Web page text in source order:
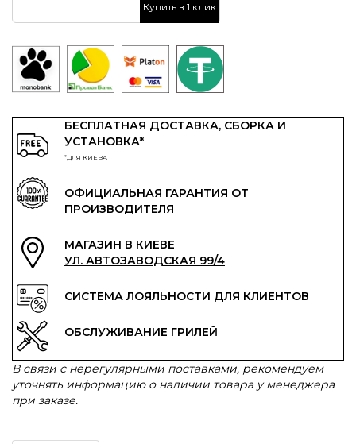
Купить в 1 клик
БЕСПЛАТНАЯ ДОСТАВКА, СБОРКА И
УСТАНОВКА*
*ДЛЯ КИЕВА
ОФИЦИАЛЬНАЯ ГАРАНТИЯ ОТ
ПРОИЗВОДИТЕЛЯ
МАГАЗИН В КИЕВЕ
УЛ. АВТОЗАВОДСКАЯ 99/4
СИСТЕМА ЛОЯЛЬНОСТИ ДЛЯ КЛИЕНТОВ
ОБСЛУЖИВАНИЕ ГРИЛЕЙ
В связи с нерегулярными поставками, рекомендуем
уточнять информацию о наличии товара у менеджера
при заказе.